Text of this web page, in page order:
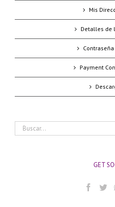
Mis
Detalles de
Payment
Buscar:
GET